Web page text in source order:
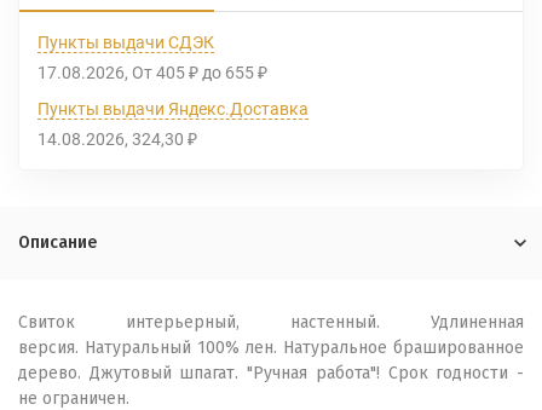
Пункты выдачи СДЭК
17.08.2026 От 405 ₽ до 655 ₽
Пункты выдачи Яндекс.Доставка
14.08.2026 324,30 ₽
Описание
Свиток интерьерный, настенный. Удлиненная
версия. Натуральный 100% лен. Натуральное брашированное
дерево. Джутовый шпагат. "Ручная работа"! Срок годности -
не ограничен.